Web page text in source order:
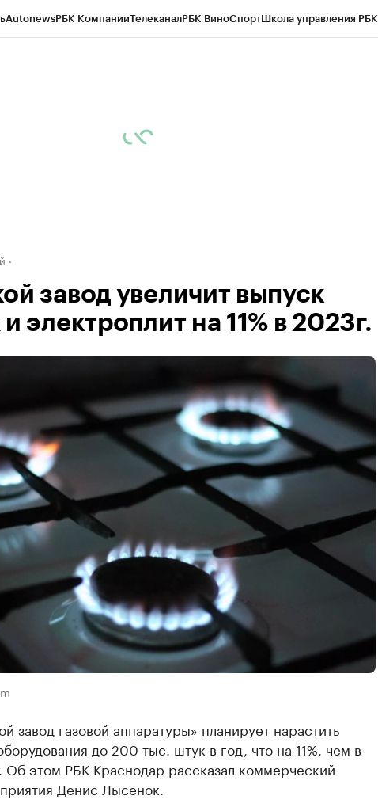
AutonewsРБК КомпанииТелеканалРБК ВиноСпортШкола управления РБК
завод увеличит выпуск
электроплит на 11% в 2023г.
завод газовой аппаратуры» планирует нарастить
до 200 тыс. штук в год, что на 11%, чем в
Об этом РБК Краснодар рассказал коммерческий
Денис Лысенок.